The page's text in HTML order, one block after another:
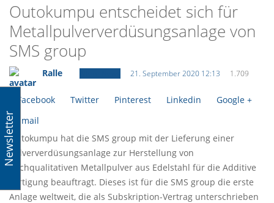
Outokumpu entscheidet sich für
Metallpulververdüsungsanlage von
SMS group
Ralle 21. September 2020 12:13 1.709
Facebook Twitter Pinterest Linkedin
Google +
Email
Outokumpu hat die SMS group mit der Lieferung einer
Pulververdüsungsanlage zur Herstellung von
hochqualitativen Metallpulver aus Edelstahl für die Additive
Fertigung beauftragt. Dieses ist für die SMS group die erste
Anlage weltweit, die als Subskription-Vertrag unterschrieben
Newsletter